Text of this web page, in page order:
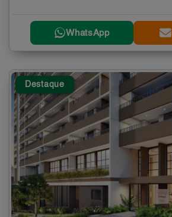
WhatsApp
Destaque